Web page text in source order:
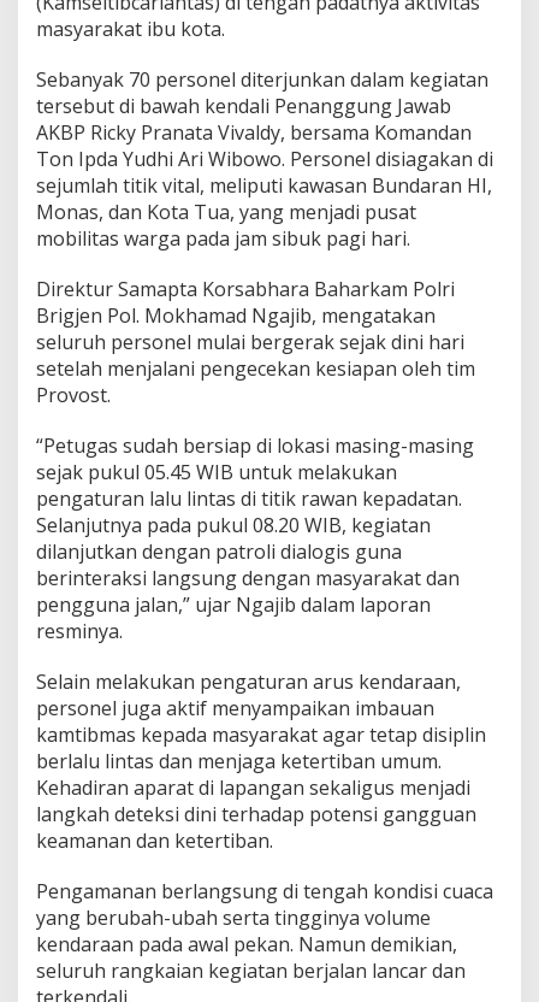
a
l
u
L
i
n
t
a
J
a
k
a
r
,
S
t
r
o
n
P
o
t
D
i
g
e
l
a
r
S
j
a
k
S
u
masyarakat ibu kota.
Sebanyak 70 personel diterjunkan dalam kegiatan
tersebut di bawah kendali Penanggung Jawab
AKBP Ricky Pranata Vivaldy, bersama Komandan
Ton Ipda Yudhi Ari Wibowo. Personel disiagakan di
sejumlah titik vital, meliputi kawasan Bundaran HI,
Monas, dan Kota Tua, yang menjadi pusat
mobilitas warga pada jam sibuk pagi hari.
Direktur Samapta Korsabhara Baharkam Polri
Brigjen Pol. Mokhamad Ngajib, mengatakan
seluruh personel mulai bergerak sejak dini hari
setelah menjalani pengecekan kesiapan oleh tim
Provost.
“Petugas sudah bersiap di lokasi masing-masing
sejak pukul 05.45 WIB untuk melakukan
pengaturan lalu lintas di titik rawan kepadatan.
Selanjutnya pada pukul 08.20 WIB, kegiatan
dilanjutkan dengan patroli dialogis guna
berinteraksi langsung dengan masyarakat dan
pengguna jalan,” ujar Ngajib dalam laporan
resminya.
Selain melakukan pengaturan arus kendaraan,
personel juga aktif menyampaikan imbauan
kamtibmas kepada masyarakat agar tetap disiplin
berlalu lintas dan menjaga ketertiban umum.
Kehadiran aparat di lapangan sekaligus menjadi
langkah deteksi dini terhadap potensi gangguan
keamanan dan ketertiban.
Pengamanan berlangsung di tengah kondisi cuaca
yang berubah-ubah serta tingginya volume
kendaraan pada awal pekan. Namun demikian,
seluruh rangkaian kegiatan berjalan lancar dan